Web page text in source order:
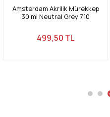
Akrilik Mürekkep
30 ml Reflex Green 672
499,50 TL